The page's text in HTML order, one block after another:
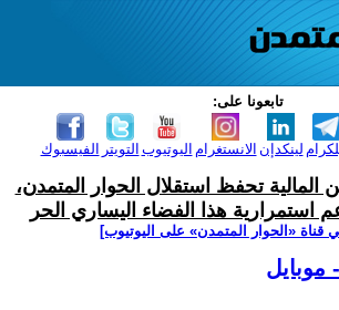
تابعونا على:
الفيسبوك التويتر اليوتيوب الانستغرام لينكدإن
المالية تحفظ استقلال الحوار المتمدن،
استمرارية هذا الفضاء اليساري الحر
قناة ‫«الحوار المتمدن» على اليوتيوب]
موبايل